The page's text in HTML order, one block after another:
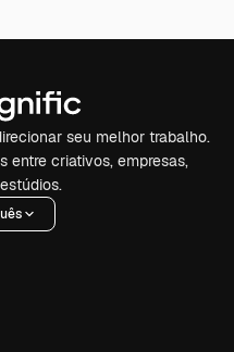
seu melhor trabalho.
entre criativos, empresas,